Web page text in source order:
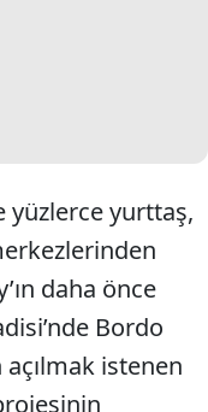
yüzlerce yurttaş,
daha önce
Bordo
istenen